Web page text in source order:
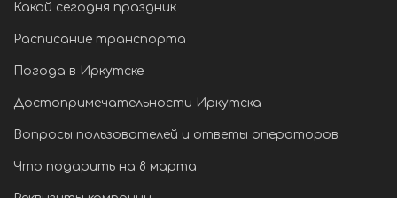
Какой сегодня праздник
Расписание транспорта
Погода в Иркутске
Достопримечательности Иркутска
Вопросы пользователей и ответы операторов
Что подарить на 8 марта